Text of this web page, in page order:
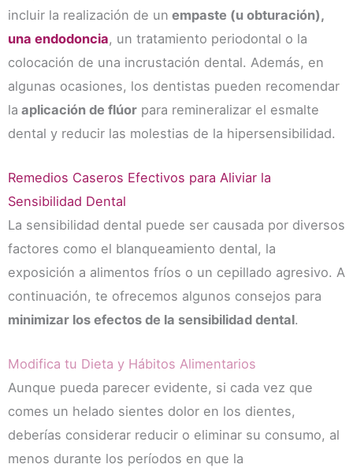
incluir la realización de un empaste (u obturación),
una endodoncia, un tratamiento periodontal o la
colocación de una incrustación dental. Además, en
algunas ocasiones, los dentistas pueden recomendar
la aplicación de flúor para remineralizar el esmalte
dental y reducir las molestias de la hipersensibilidad.
Remedios Caseros Efectivos para Aliviar la
Sensibilidad Dental
La sensibilidad dental puede ser causada por diversos
factores como el blanqueamiento dental, la
exposición a alimentos fríos o un cepillado agresivo. A
continuación, te ofrecemos algunos consejos para
minimizar los efectos de la sensibilidad dental.
Modifica tu Dieta y Hábitos Alimentarios
Aunque pueda parecer evidente, si cada vez que
comes un helado sientes dolor en los dientes,
deberías considerar reducir o eliminar su consumo, al
menos durante los períodos en que la